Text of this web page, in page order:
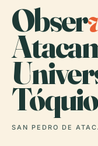
Obser
SAN PEDRO DE